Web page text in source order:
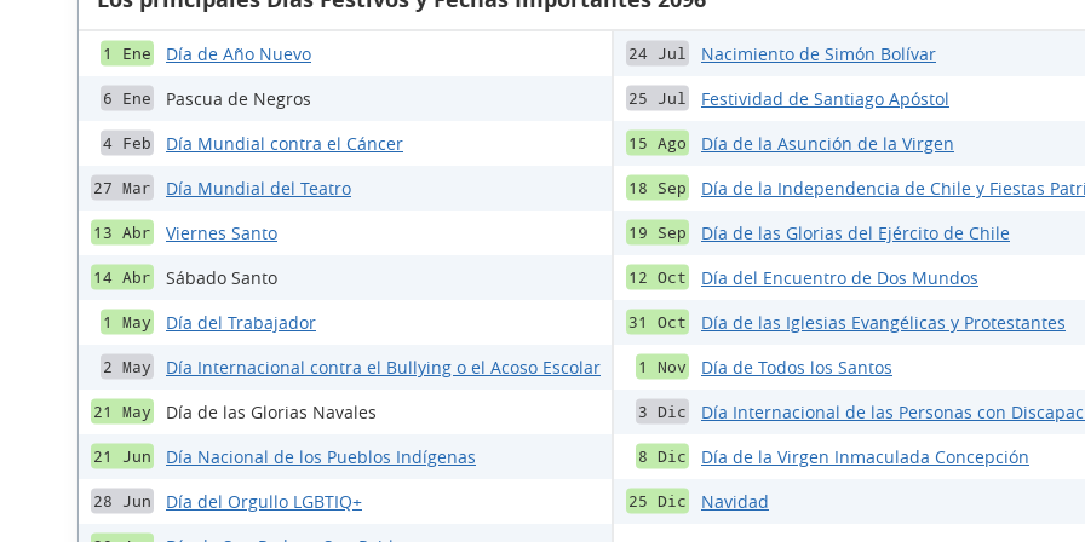
1 Ene Día de Año Nuevo
6 Ene Pascua de Negros
4 Feb Día Mundial contra el Cáncer
27 Mar Día Mundial del Teatro
13 Abr Viernes Santo
14 Abr Sábado Santo
1 May Día del Trabajador
2 May Día Internacional contra el Bullying o el Acoso Escolar
21 May Día de las Glorias Navales
21 Jun Día Nacional de los Pueblos Indígenas
28 Jun Día del Orgullo LGBTIQ+
24 Jul Nacimiento de Simón Bolívar
25 Jul Festividad de Santiago Apóstol
15 Ago Día de la Asunción de la Virgen
18 Sep Día de la Independencia de Chile y Fiestas
19 Sep Día de las Glorias del Ejército de Chile
12 Oct Día del Encuentro de Dos Mundos
31 Oct Día de las Iglesias Evangélicas y Protestantes
1 Nov Día de Todos los Santos
3 Dic Día Internacional de las Personas con
8 Dic Día de la Virgen Inmaculada Concepción
25 Dic Navidad